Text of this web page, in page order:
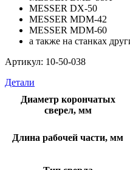
MESSER DX-50
MESSER MDM-42
MESSER MDM-60
а также на станках
Артикул: 10-50-038
Детали
Диаметр корончатых
сверел, мм
Длина рабочей части, мм